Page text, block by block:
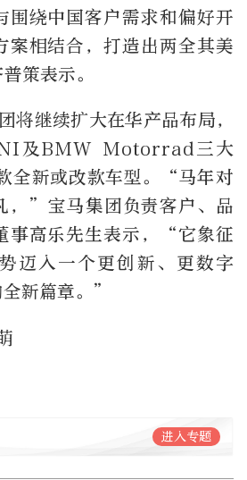
围绕中国客户需求和偏好开
案相结合，打造出两全其美
策表示。
将继续扩大在华产品布局，
及BMW Motorrad三大
全新或改款车型。“马年对
，”宝马集团负责客户、品
事高乐先生表示，“它象征
迈入一个更创新、更数字
新篇章。”
进入专题